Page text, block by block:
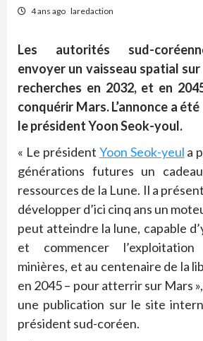
4 ans ago laredaction
Les autorités sud-
envoyer un vaisseau spatial
recherches en 2032, et en
conquérir Mars. L’annonce a
le président Yoon Seok-youl.
« Le président Yoon Seok-yeul a
générations futures un
ressources de la Lune. Il a
développer d’ici cinq ans un
peut atteindre la lune, capable
et commencer
minières, et au centenaire de la
en 2045 – pour atterrir sur Mars
une publication sur le site
président sud-coréen.